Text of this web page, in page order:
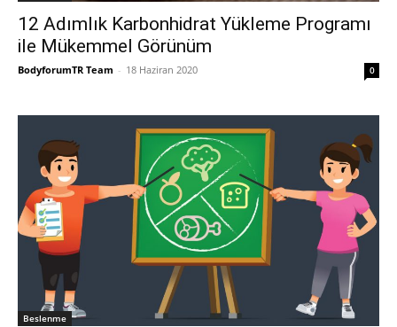
12 Adımlık Karbonhidrat Yükleme Programı
ile Mükemmel Görünüm
BodyforumTR Team - 18 Haziran 2020 0
Beslenme